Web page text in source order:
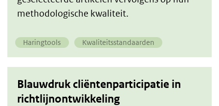
methodologische kwaliteit.
Haringtools Kwaliteitsstandaarden
Blauwdruk cliëntenparticipatie in
richtlijnontwikkeling